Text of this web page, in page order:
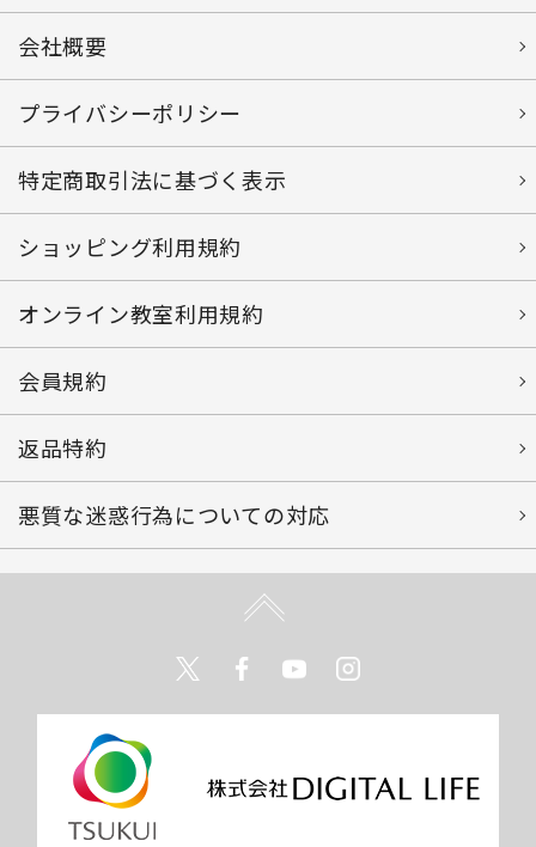
会社概要
プライバシーポリシー
特定商取引法に基づく表示
ショッピング利用規約
オンライン教室利用規約
会員規約
返品特約
悪質な迷惑行為についての対応
TwitterFacebookYoutube